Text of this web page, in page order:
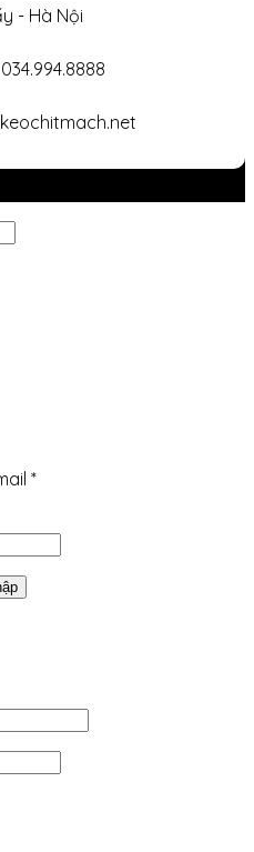
- Hà Nội
034.994.8888
*Bắt